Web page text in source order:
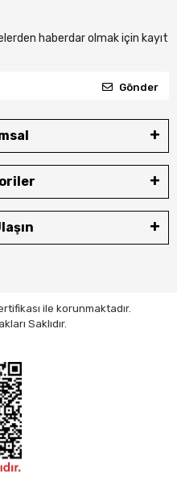
haberdar olmak için kayıt
Gönder
ile korunmaktadır.
Saklıdır.